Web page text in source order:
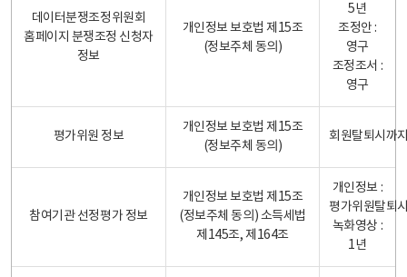
데이터분쟁조정위원회
홈페이지 분쟁조정 신청자
정보
개인정보 보호법 제15조
(정보주체 동의)
5년
조정안 :
영구
조정조서 :
영구
평가위원 정보
개인정보 보호법 제15조
(정보주체 동의)
회원탈퇴시까
참여기관 선정평가 정보
개인정보 보호법 제15조
(정보주체 동의) 소득세법
제145조, 제164조
개인정보 :
평가위원탈퇴
녹화영상 :
1년